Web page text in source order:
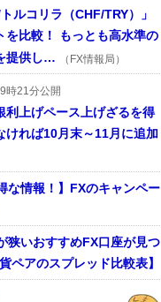
ルコリラ（CHF/TRY）」
を比較！ もっとも高水準の
提供し…
（FX情報局）
時21分公開
利上げペース上げざるを得
ければ10月末～11月に追加
な情報！】FXのキャンペー
狭いおすすめFX口座が見つ
ペアのスプレッド比較表】